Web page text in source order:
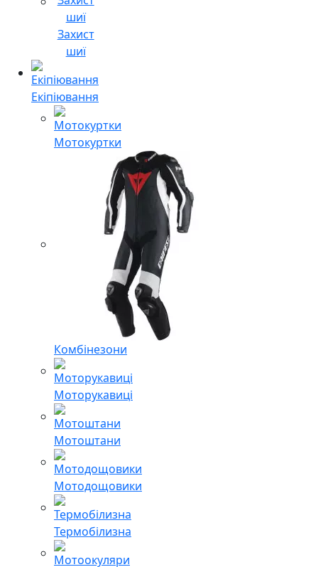
Захист
шиї
Екіпіювання
Мотокуртки
Комбінезони
Моторукавиці
Мотоштани
Мотодощовики
Термобілизна